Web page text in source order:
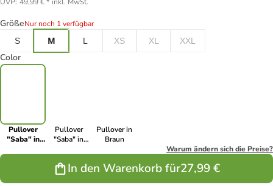
GrößeNur noch 1 verfügbar
S
M L XS XL XXL
Color
Pullover
"Saba" in
Pullover
"Saba" in
Pullover in
Braun
Warum ändern sich die Preise?
In den Warenkorb für27,99 €